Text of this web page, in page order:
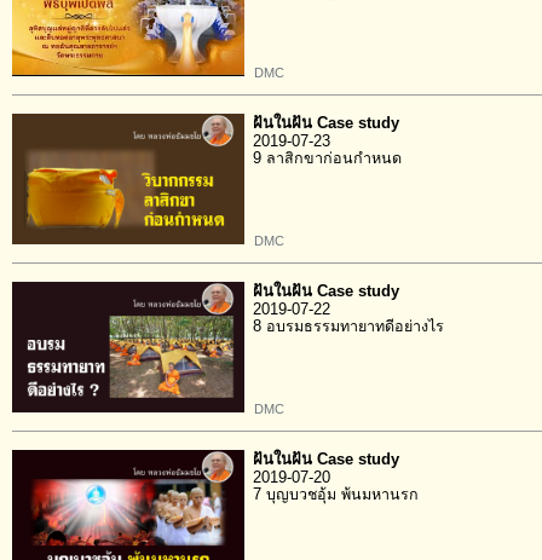
DMC
ฝันในฝัน Case study
2019-07-23
9 ลาสิกขาก่อนกำหนด
DMC
ฝันในฝัน Case study
2019-07-22
8 อบรมธรรมทายาทดีอย่างไร
DMC
ฝันในฝัน Case study
2019-07-20
7 บุญบวชอุ้ม พ้นมหานรก